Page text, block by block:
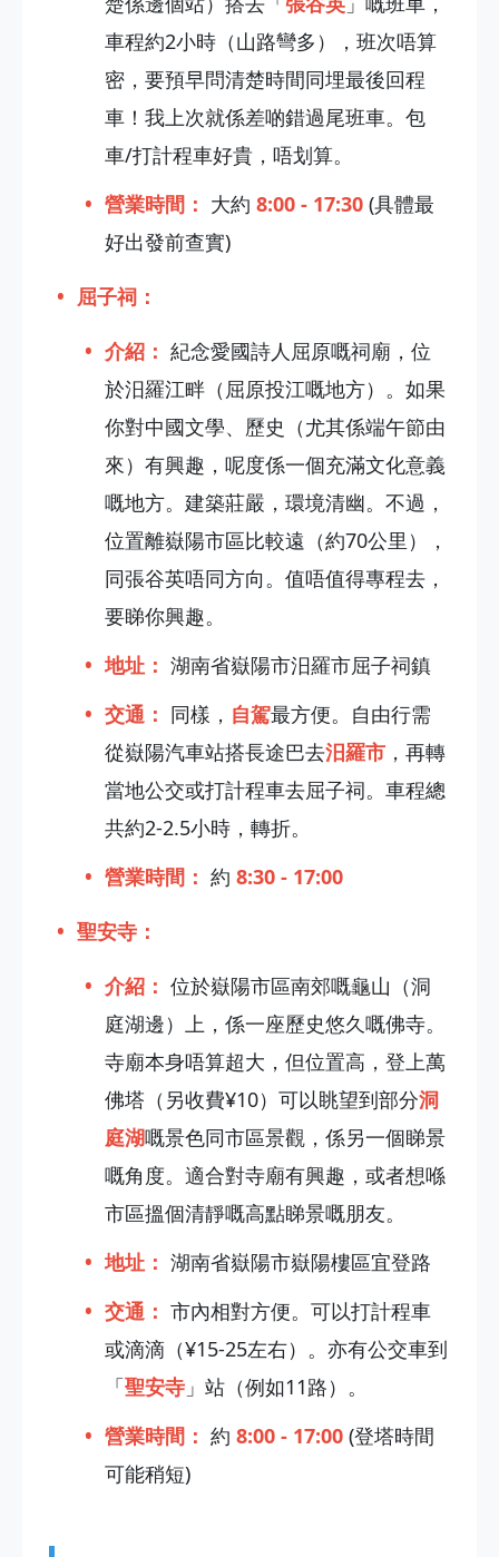
車程約2小時（山路彎多），班次唔算
密，要預早問清楚時間同埋最後回程
車！我上次就係差啲錯過尾班車。包
車/打計程車好貴，唔划算。
營業時間： 大約 8:00 - 17:30 (具體最
好出發前查實)
屈子祠：
介紹： 紀念愛國詩人屈原嘅祠廟，位
於汨羅江畔（屈原投江嘅地方）。如果
你對中國文學、歷史（尤其係端午節由
來）有興趣，呢度係一個充滿文化意義
嘅地方。建築莊嚴，環境清幽。不過，
位置離嶽陽市區比較遠（約70公里），
同張谷英唔同方向。值唔值得專程去，
要睇你興趣。
地址： 湖南省嶽陽市汨羅市屈子祠鎮
交通： 同樣， 自駕最方便。自由行需
從嶽陽汽車站搭長途巴去汨羅市 ，再轉
當地公交或打計程車去屈子祠。車程總
共約2-2.5小時，轉折。
營業時間： 約 8:30 - 17:00
聖安寺：
介紹： 位於嶽陽市區南郊嘅龜山（洞
庭湖邊）上，係一座歷史悠久嘅佛寺。
寺廟本身唔算超大，但位置高，登上萬
佛塔（另收費¥10）可以眺望到部分洞
庭湖嘅景色同市區景觀，係另一個睇景
嘅角度。適合對寺廟有興趣，或者想喺
市區搵個清靜嘅高點睇景嘅朋友。
地址： 湖南省嶽陽市嶽陽樓區宜登路
交通： 市內相對方便。可以打計程車
或滴滴（¥15-25左右）。亦有公交車到
「聖安寺 」站（例如11路）。
營業時間： 約 8:00 - 17:00 (登塔時間
可能稍短)